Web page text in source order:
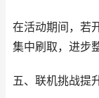
在活动期间，若
集中刷取，进步
五、联机挑战提